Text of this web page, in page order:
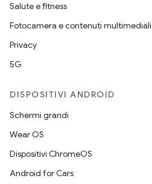
Salute e fitness
Fotocamera e contenuti multimediali
Privacy
5G
DISPOSITIVI ANDROID
Schermi grandi
Wear OS
Dispositivi ChromeOS
Android for Cars